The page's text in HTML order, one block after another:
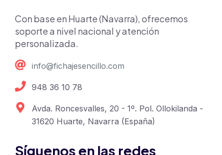
Con base en Huarte (Navarra), ofrecemos
soporte a nivel nacional y atención
personalizada.
info@fichajesencillo.com
948 36 10 78
Avda. Roncesvalles, 20 - 1º. Pol. Ollokilanda -
31620 Huarte, Navarra (España)
Síguenos en las redes